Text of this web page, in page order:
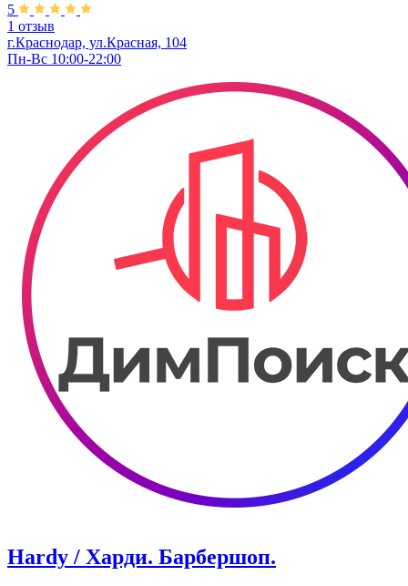
5
1 отзыв
г.Краснодар, ул.Красная, 104
Пн-Вс 10:00-22:00
Hardy / Харди. Барбершоп.